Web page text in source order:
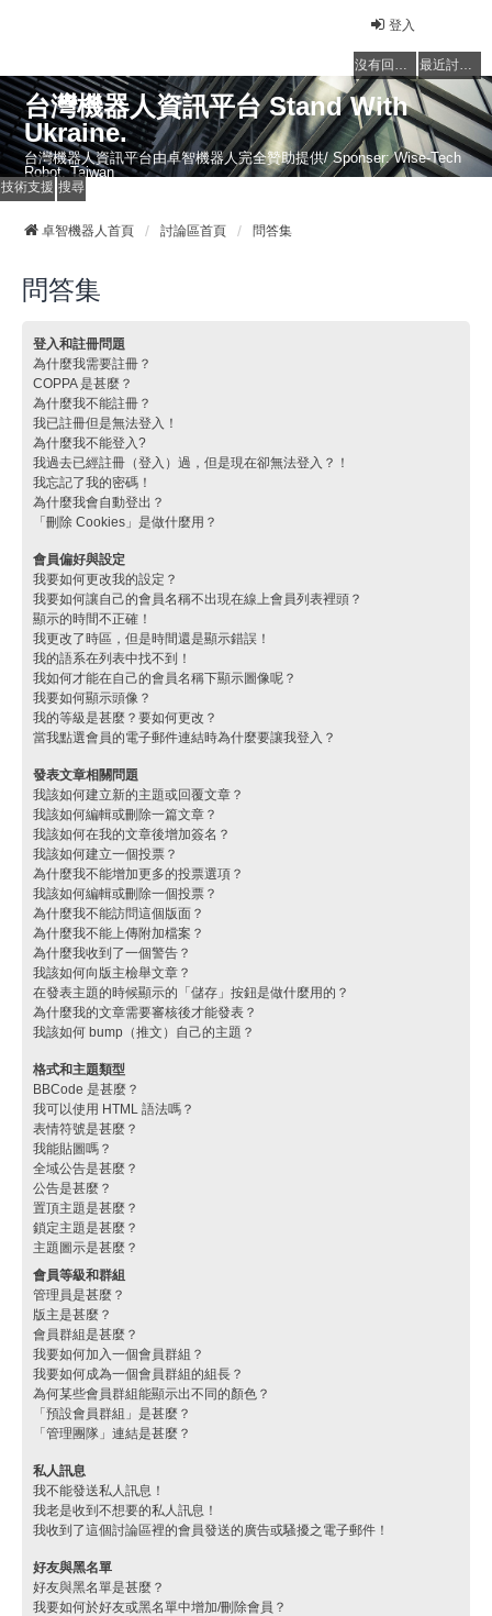
登入
沒有回覆的主題 最近討論的主題
台灣機器人資訊平台 Stand With
Ukraine.
台灣機器人資訊平台由卓智機器人完全贊助提供/ Sponser: Wise-Tech
Robot, Taiwan
技術支援 搜尋
卓智機器人首頁 討論區首頁 問答集
問答集
登入和註冊問題
為什麼我需要註冊？
COPPA 是甚麼？
為什麼我不能註冊？
我已註冊但是無法登入！
為什麼我不能登入?
我過去已經註冊（登入）過，但是現在卻無法登入？！
我忘記了我的密碼！
為什麼我會自動登出？
「刪除 Cookies」是做什麼用？
會員偏好與設定
我要如何更改我的設定？
我要如何讓自己的會員名稱不出現在線上會員列表裡頭？
顯示的時間不正確！
我更改了時區，但是時間還是顯示錯誤！
我的語系在列表中找不到！
我如何才能在自己的會員名稱下顯示圖像呢？
我要如何顯示頭像？
我的等級是甚麼？要如何更改？
當我點選會員的電子郵件連結時為什麼要讓我登入？
發表文章相關問題
我該如何建立新的主題或回覆文章？
我該如何編輯或刪除一篇文章？
我該如何在我的文章後增加簽名？
我該如何建立一個投票？
為什麼我不能增加更多的投票選項？
我該如何編輯或刪除一個投票？
為什麼我不能訪問這個版面？
為什麼我不能上傳附加檔案？
為什麼我收到了一個警告？
我該如何向版主檢舉文章？
在發表主題的時候顯示的「儲存」按鈕是做什麼用的？
為什麼我的文章需要審核後才能發表？
我該如何 bump（推文）自己的主題？
格式和主題類型
BBCode 是甚麼？
我可以使用 HTML 語法嗎？
表情符號是甚麼？
我能貼圖嗎？
全域公告是甚麼？
公告是甚麼？
置頂主題是甚麼？
鎖定主題是甚麼？
主題圖示是甚麼？
會員等級和群組
管理員是甚麼？
版主是甚麼？
會員群組是甚麼？
我要如何加入一個會員群組？
我要如何成為一個會員群組的組長？
為何某些會員群組能顯示出不同的顏色？
「預設會員群組」是甚麼？
「管理團隊」連結是甚麼？
私人訊息
我不能發送私人訊息！
我老是收到不想要的私人訊息！
我收到了這個討論區裡的會員發送的廣告或騷擾之電子郵件！
好友與黑名單
好友與黑名單是甚麼？
我要如何於好友或黑名單中增加/刪除會員？